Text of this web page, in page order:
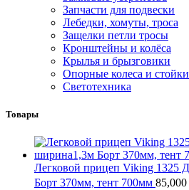
Запчасти для подвески
Лебедки, хомуты, троса
Защелки петли тросы
Кронштейны и колёса
Крылья и брызговики
Опорные колеса и стойки
Светотехника
Товары
Легковой прицеп Viking 1325
Борт 370мм, тент 700мм 85,000